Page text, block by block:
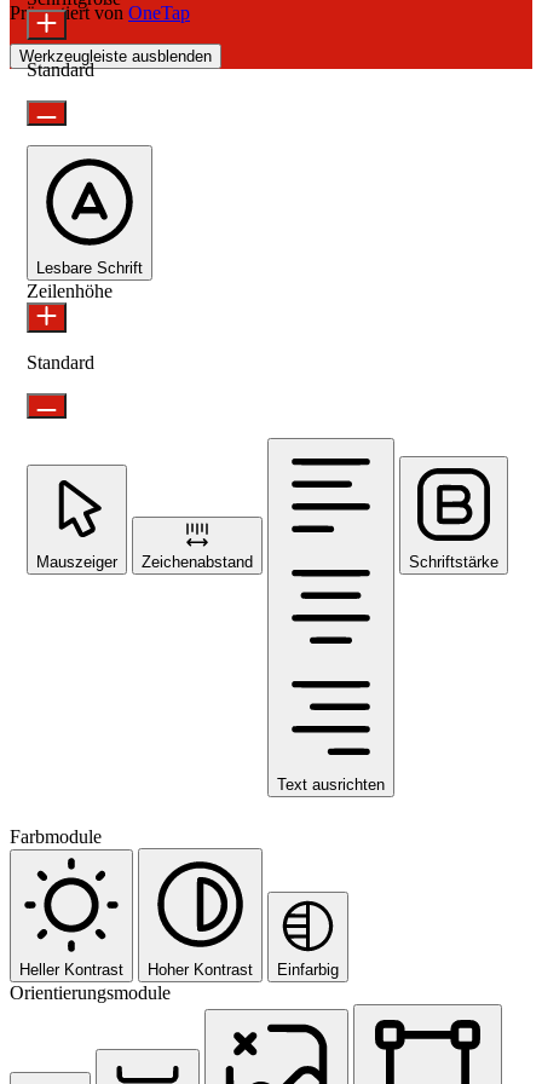
Präsentiert von OneTap
Werkzeugleiste ausblenden
Standard
Lesbare Schrift
Zeilenhöhe
Standard
Mauszeiger Zeichenabstand
Text ausrichten
Schriftstärke
Farbmodule
Heller Kontrast Hoher Kontrast Einfarbig
Orientierungsmodule